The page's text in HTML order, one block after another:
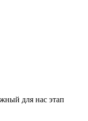
для нас этап